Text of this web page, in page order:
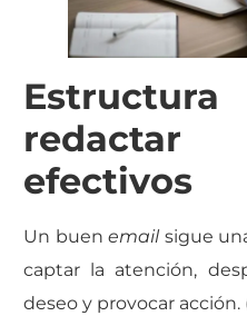
efectivos
Un buenemailsigue
captar la atención,
deseo y provocar acción.